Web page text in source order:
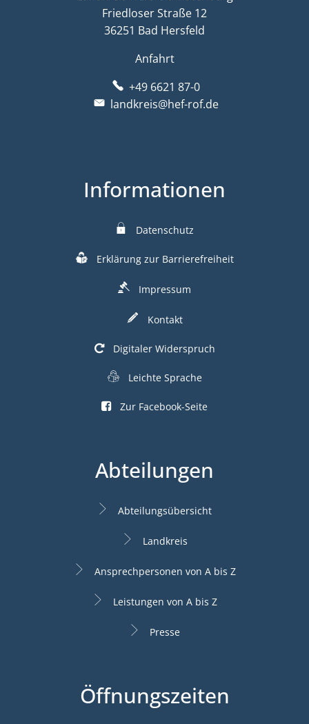
Friedloser Straße 12
36251 Bad Hersfeld
Anfahrt
+49 6621 87-0
landkreis@hef-rof.de
Informationen
Datenschutz
Erklärung zur Barrierefreiheit
Impressum
Kontakt
Digitaler Widerspruch
Leichte Sprache
Zur Facebook-Seite
Abteilungen
Abteilungsübersicht
Landkreis
Ansprechpersonen von A bis Z
Leistungen von A bis Z
Presse
Öffnungszeiten